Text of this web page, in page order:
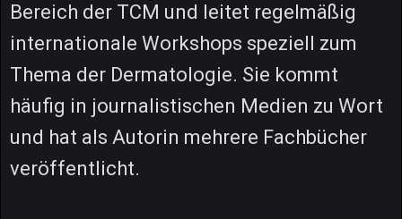
Bereich der TCM und leitet regelmäßig
internationale Workshops speziell zum
Thema der Dermatologie. Sie kommt
häufig in journalistischen Medien zu Wort
und hat als Autorin mehrere Fachbücher
veröffentlicht.